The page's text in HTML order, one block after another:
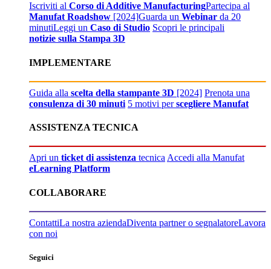
Iscriviti al Corso di Additive ManufacturingPartecipa al
Manufat Roadshow [2024]Guarda un Webinar da 20
minutiLeggi un Caso di Studio Scopri le principali
notizie sulla Stampa 3D
IMPLEMENTARE
Guida alla scelta della stampante 3D [2024] Prenota una
consulenza di 30 minuti 5 motivi perscegliere Manufat
ASSISTENZA TECNICA
Apri un ticket di assistenza tecnicaAccedi alla Manufat
eLearning Platform
COLLABORARE
ContattiLa nostra aziendaDiventa partner o segnalatoreLavora
con noi
Seguici